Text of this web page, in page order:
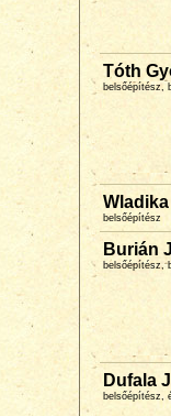
Tóth
belsőépítész,
belsőépítész
Burián
belsőépítész,
Dufala
belsőépítész,